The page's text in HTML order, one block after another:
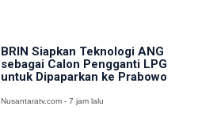
BRIN Siapkan Teknologi ANG
sebagai Calon Pengganti LPG
untuk Dipaparkan ke Prabowo
Nusantaratv.com - 7 jam lalu